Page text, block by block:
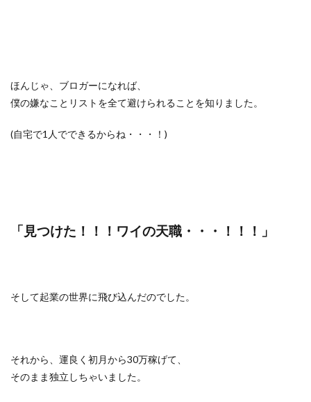
ほんじゃ、ブロガーになれば、
僕の嫌なことリストを全て避けられることを知りました。
(自宅で1人でできるからね・・・！)
「見つけた！！！ワイの天職・・・！！！」
そして起業の世界に飛び込んだのでした。
それから、運良く初月から30万稼げて、
そのまま独立しちゃいました。